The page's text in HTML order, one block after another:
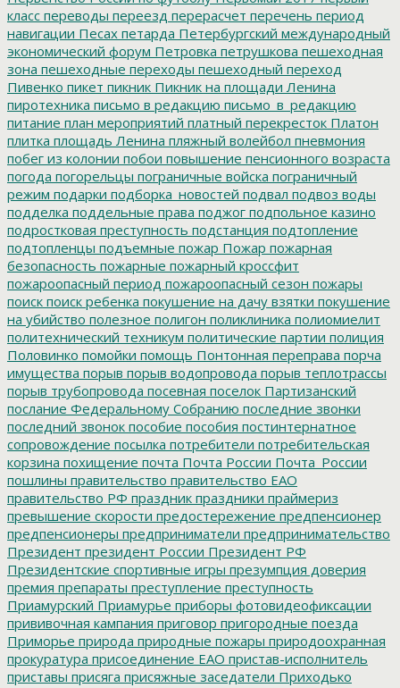
класс переводы переезд перерасчет перечень период
навигации Песах петарда Петербургский международный
экономический форум Петровка петрушкова пешеходная
зона пешеходные переходы пешеходный переход
Пивенко пикет пикник Пикник на площади Ленина
пиротехника письмо в редакцию письмо_в_редакцию
питание план мероприятий платный перекресток Платон
плитка площадь Ленина пляжный волейбол пневмония
побег из колонии побои повышение пенсионного возраста
погода погорельцы пограничные войска пограничный
режим подарки подборка_новостей подвал подвоз воды
подделка поддельные права поджог подпольное казино
подростковая преступность подстанция подтопление
подтопленцы подъемные пожар Пожар пожарная
безопасность пожарные пожарный кроссфит
пожароопасный период пожароопасный сезон пожары
поиск поиск ребенка покушение на дачу взятки покушение
на убийство полезное полигон поликлиника полиомиелит
политехнический техникум политические партии полиция
Половинко помойки помощь Понтонная переправа порча
имущества порыв порыв водопровода порыв теплотрассы
порыв трубопровода посевная поселок Партизанский
послание Федеральному Собранию последние звонки
последний звонок пособие пособия постинтернатное
сопровождение посылка потребители потребительская
корзина похищение почта Почта России Почта_России
пошлины правительство правительство ЕАО
правительство РФ праздник праздники праймериз
превышение скорости предостережение предпенсионер
предпенсионеры предприниматели предпринимательство
Президент президент России Президент РФ
Президентские спортивные игры презумпция доверия
премия препараты преступление преступность
Приамурский Приамурье приборы фотовидеофиксации
прививочная кампания приговор пригородные поезда
Приморье природа природные пожары природоохранная
прокуратура присоединение ЕАО пристав-исполнитель
приставы присяга присяжные заседатели Приходько